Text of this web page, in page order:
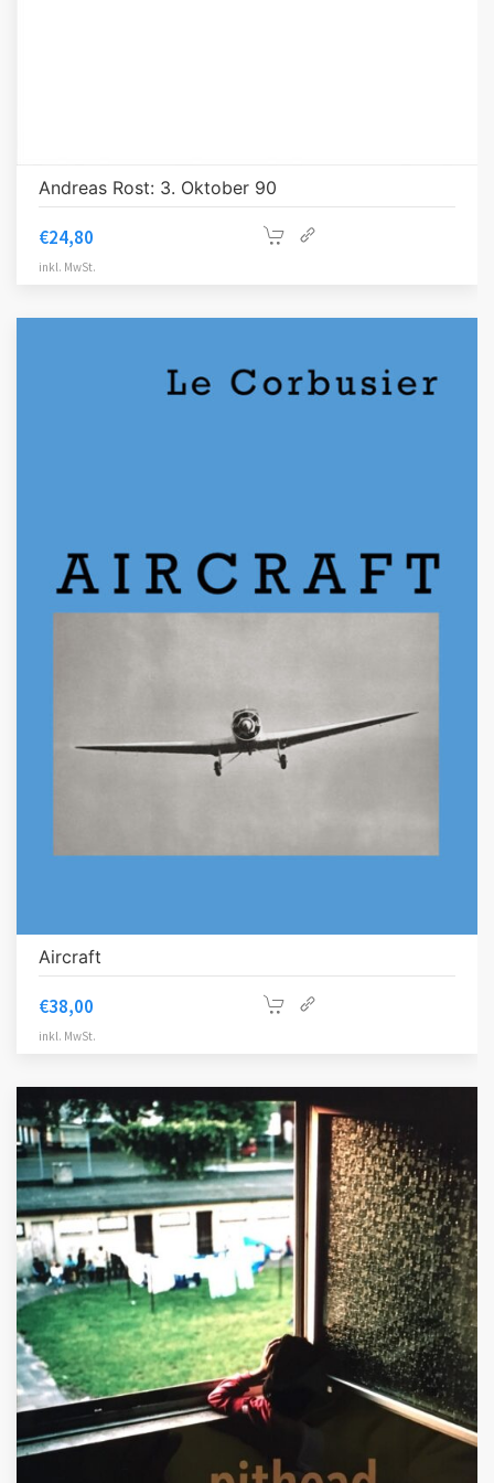
Andreas Rost: 3. Oktober 90
€24,80
inkl. MwSt.
Aircraft
€38,00
inkl. MwSt.